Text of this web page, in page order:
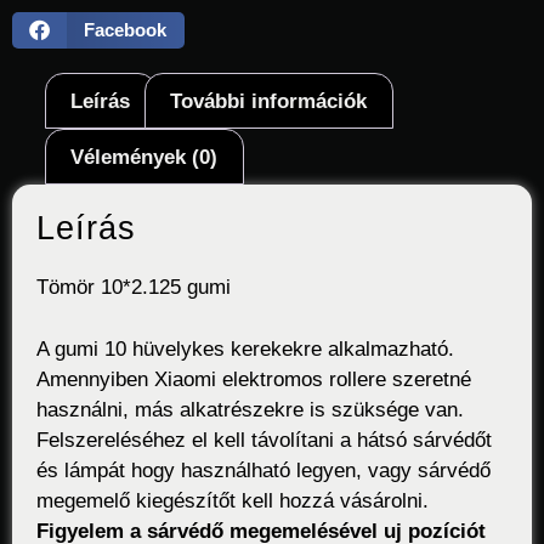
Facebook
Leírás További információk
Vélemények (0)
Leírás
Tömör 10*2.125 gumi
A gumi 10 hüvelykes kerekekre alkalmazható.
Amennyiben Xiaomi elektromos rollere szeretné
használni, más alkatrészekre is szüksége van.
Felszereléséhez el kell távolítani a hátsó sárvédőt
és lámpát hogy használható legyen, vagy sárvédő
megemelő kiegészítőt kell hozzá vásárolni.
Figyelem a sárvédő megemelésével uj pozíciót